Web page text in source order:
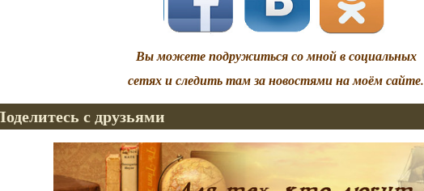
Вы можете подружиться со мной в социальных
сетях и следить там за новостями на моём сайте.
с друзьями